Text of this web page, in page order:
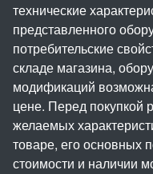
технические
представленного
потребительские
складе магазина,
модификаций
цене. Перед покупкой
желаемых
товаре, его основных
стоимости и наличии